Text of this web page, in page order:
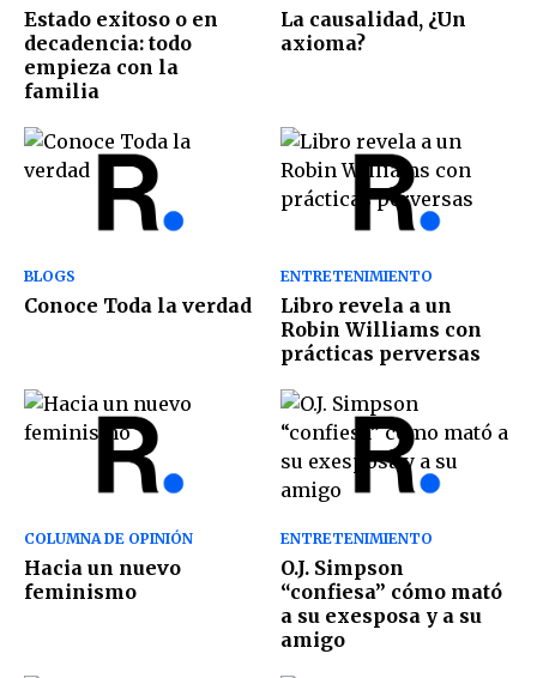
Estado exitoso o en
decadencia: todo
empieza con la
familia
La causalidad, ¿Un
axioma?
BLOGS
Conoce Toda la verdad
ENTRETENIMIENTO
Libro revela a un
Robin Williams con
prácticas perversas
COLUMNA DE OPINIÓN
Hacia un nuevo
feminismo
ENTRETENIMIENTO
O.J. Simpson
“confiesa” cómo mató
a su exesposa y a su
amigo